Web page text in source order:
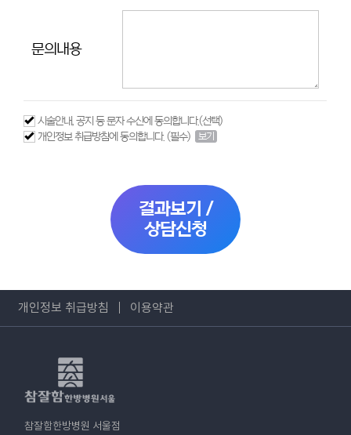
문의내용
시술안내, 공지 등 문자 수신에 동의합니다.(선택)
개인정보 취급방침에 동의합니다. (필수)
보기
결과보기 /
상담신청
개인정보 취급방침 이용약관
참잘함한방병원 서울점